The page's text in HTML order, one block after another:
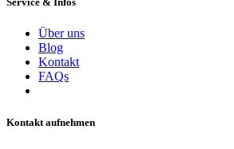
Über uns
Blog
Kontakt
FAQs
Kontakt aufnehmen